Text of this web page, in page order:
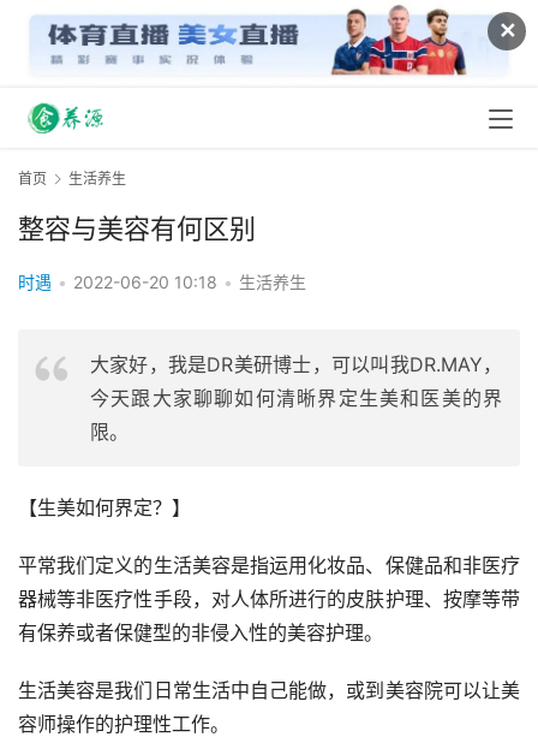
✕
首页 生活养生
整容与美容有何区别
时遇 • 2022-06-20 10:18 • 生活养生
大家好，我是DR美研博士，可以叫我DR.MAY，
今天跟大家聊聊如何清晰界定生美和医美的界
限。
【生美如何界定？】
平常我们定义的生活美容是指运用化妆品、保健品和非医疗
器械等非医疗性手段，对人体所进行的皮肤护理、按摩等带
有保养或者保健型的非侵入性的美容护理。
生活美容是我们日常生活中自己能做，或到美容院可以让美
容师操作的护理性工作。